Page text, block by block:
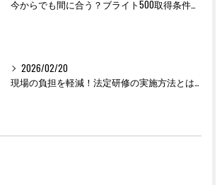
今からでも間に合う？ブライト500取得条件をわかりやすく解説
2026/02/20
現場の負担を軽減！法定研修の実施方法とは？